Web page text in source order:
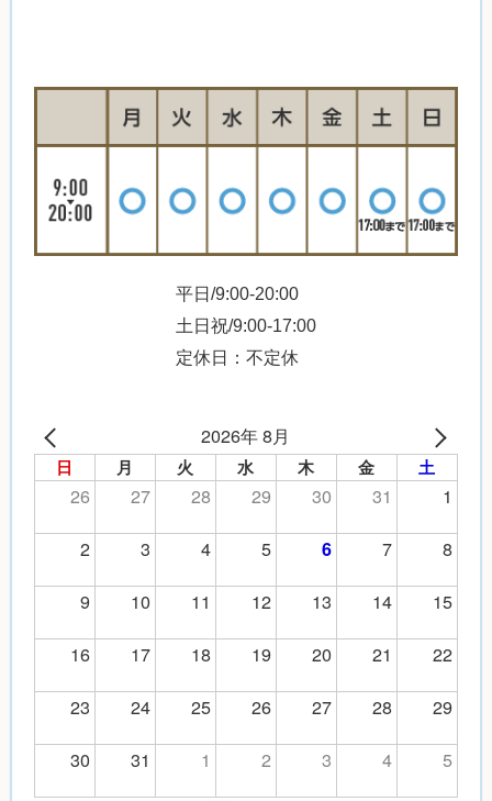
平日/9:00-20:00
土日祝/9:00-17:00
定休日：不定休
2026年 8月
日 月 火 水 木 金 土
26 27 28 29 30 31
1
2
3 4 5 6 7
8
9
10 11 12 13 14
15
16
17 18 19 20 21
22
23
24 25 26 27 28
29
30
31 1 2 3 4 5